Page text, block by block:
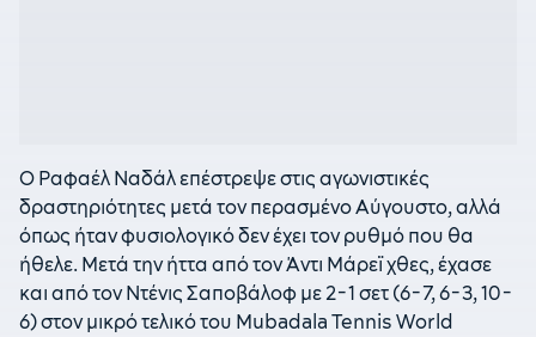
Ο Ραφαέλ Ναδάλ επέστρεψε στις αγωνιστικές
δραστηριότητες μετά τον περασμένο Αύγουστο, αλλά
όπως ήταν φυσιολογικό δεν έχει τον ρυθμό που θα
ήθελε. Μετά την ήττα από τον Άντι Μάρεϊ χθες, έχασε
και από τον Ντένις Σαποβάλοφ με 2-1 σετ (6-7, 6-3, 10-
6) στον μικρό τελικό του Mubadala Tennis World